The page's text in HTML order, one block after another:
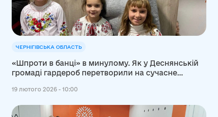
ЧЕРНІГІВСЬКА ОБЛАСТЬ
«Шпроти в банці» в минулому. Як у Деснянській
громаді гардероб перетворили на сучасне
19 лютого 2026 - 10:00